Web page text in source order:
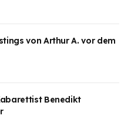
von Arthur A. vor dem
Benedikt